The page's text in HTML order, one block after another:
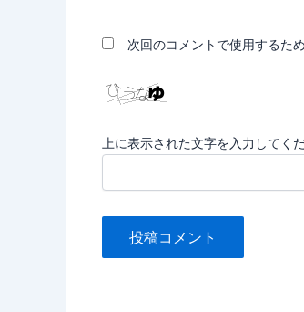
次回のコメントで使用するた
上に表示された文字を入力してくだ